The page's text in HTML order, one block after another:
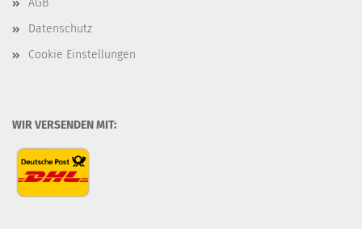
AGB
Datenschutz
Cookie Einstellungen
WIR VERSENDEN MIT: